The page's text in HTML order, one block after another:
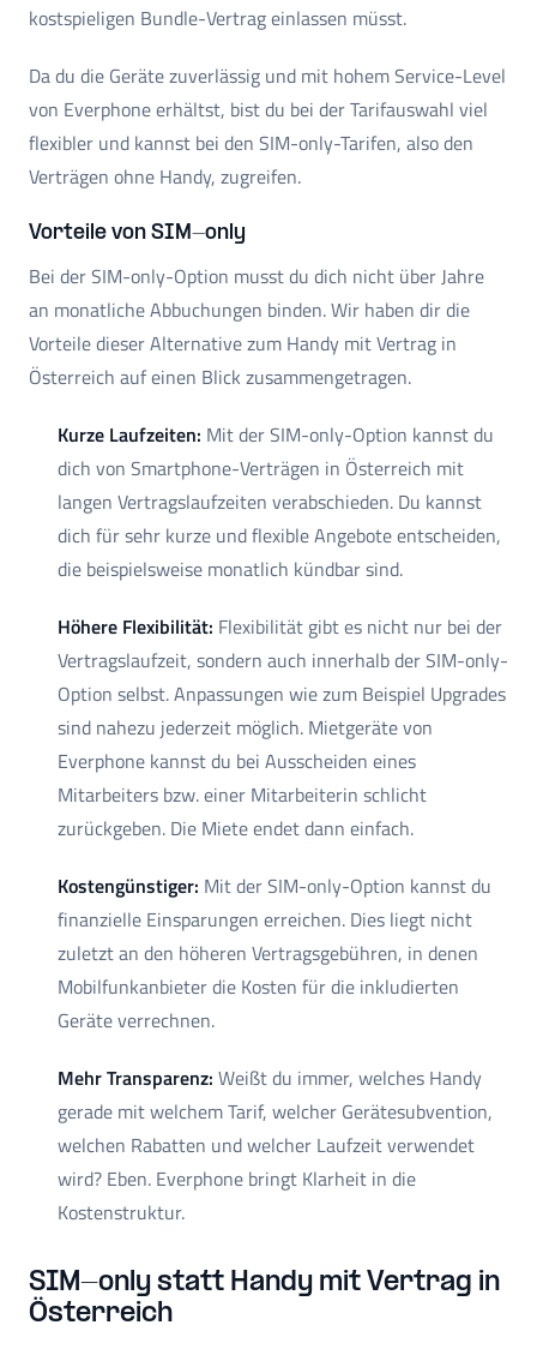
kostspieligen Bundle-Vertrag einlassen müsst.
Da du die Geräte zuverlässig und mit hohem Service-Level
von Everphone erhältst, bist du bei der Tarifauswahl viel
flexibler und kannst bei den SIM-only-Tarifen, also den
Verträgen ohne Handy, zugreifen.
Vorteile von SIM-only
Bei der SIM-only-Option musst du dich nicht über Jahre
an monatliche Abbuchungen binden. Wir haben dir die
Vorteile dieser Alternative zum Handy mit Vertrag in
Österreich auf einen Blick zusammengetragen.
Kurze Laufzeiten: Mit der SIM-only-Option kannst du
dich von Smartphone-Verträgen in Österreich mit
langen Vertragslaufzeiten verabschieden. Du kannst
dich für sehr kurze und flexible Angebote entscheiden,
die beispielsweise monatlich kündbar sind.
Höhere Flexibilität: Flexibilität gibt es nicht nur bei der
Vertragslaufzeit, sondern auch innerhalb der SIM-only-
Option selbst. Anpassungen wie zum Beispiel Upgrades
sind nahezu jederzeit möglich. Mietgeräte von
Everphone kannst du bei Ausscheiden eines
Mitarbeiters bzw. einer Mitarbeiterin schlicht
zurückgeben. Die Miete endet dann einfach.
Kostengünstiger: Mit der SIM-only-Option kannst du
finanzielle Einsparungen erreichen. Dies liegt nicht
zuletzt an den höheren Vertragsgebühren, in denen
Mobilfunkanbieter die Kosten für die inkludierten
Geräte verrechnen.
Mehr Transparenz: Weißt du immer, welches Handy
gerade mit welchem Tarif, welcher Gerätesubvention,
welchen Rabatten und welcher Laufzeit verwendet
wird? Eben. Everphone bringt Klarheit in die
Kostenstruktur.
SIM-only statt Handy mit Vertrag in
Österreich